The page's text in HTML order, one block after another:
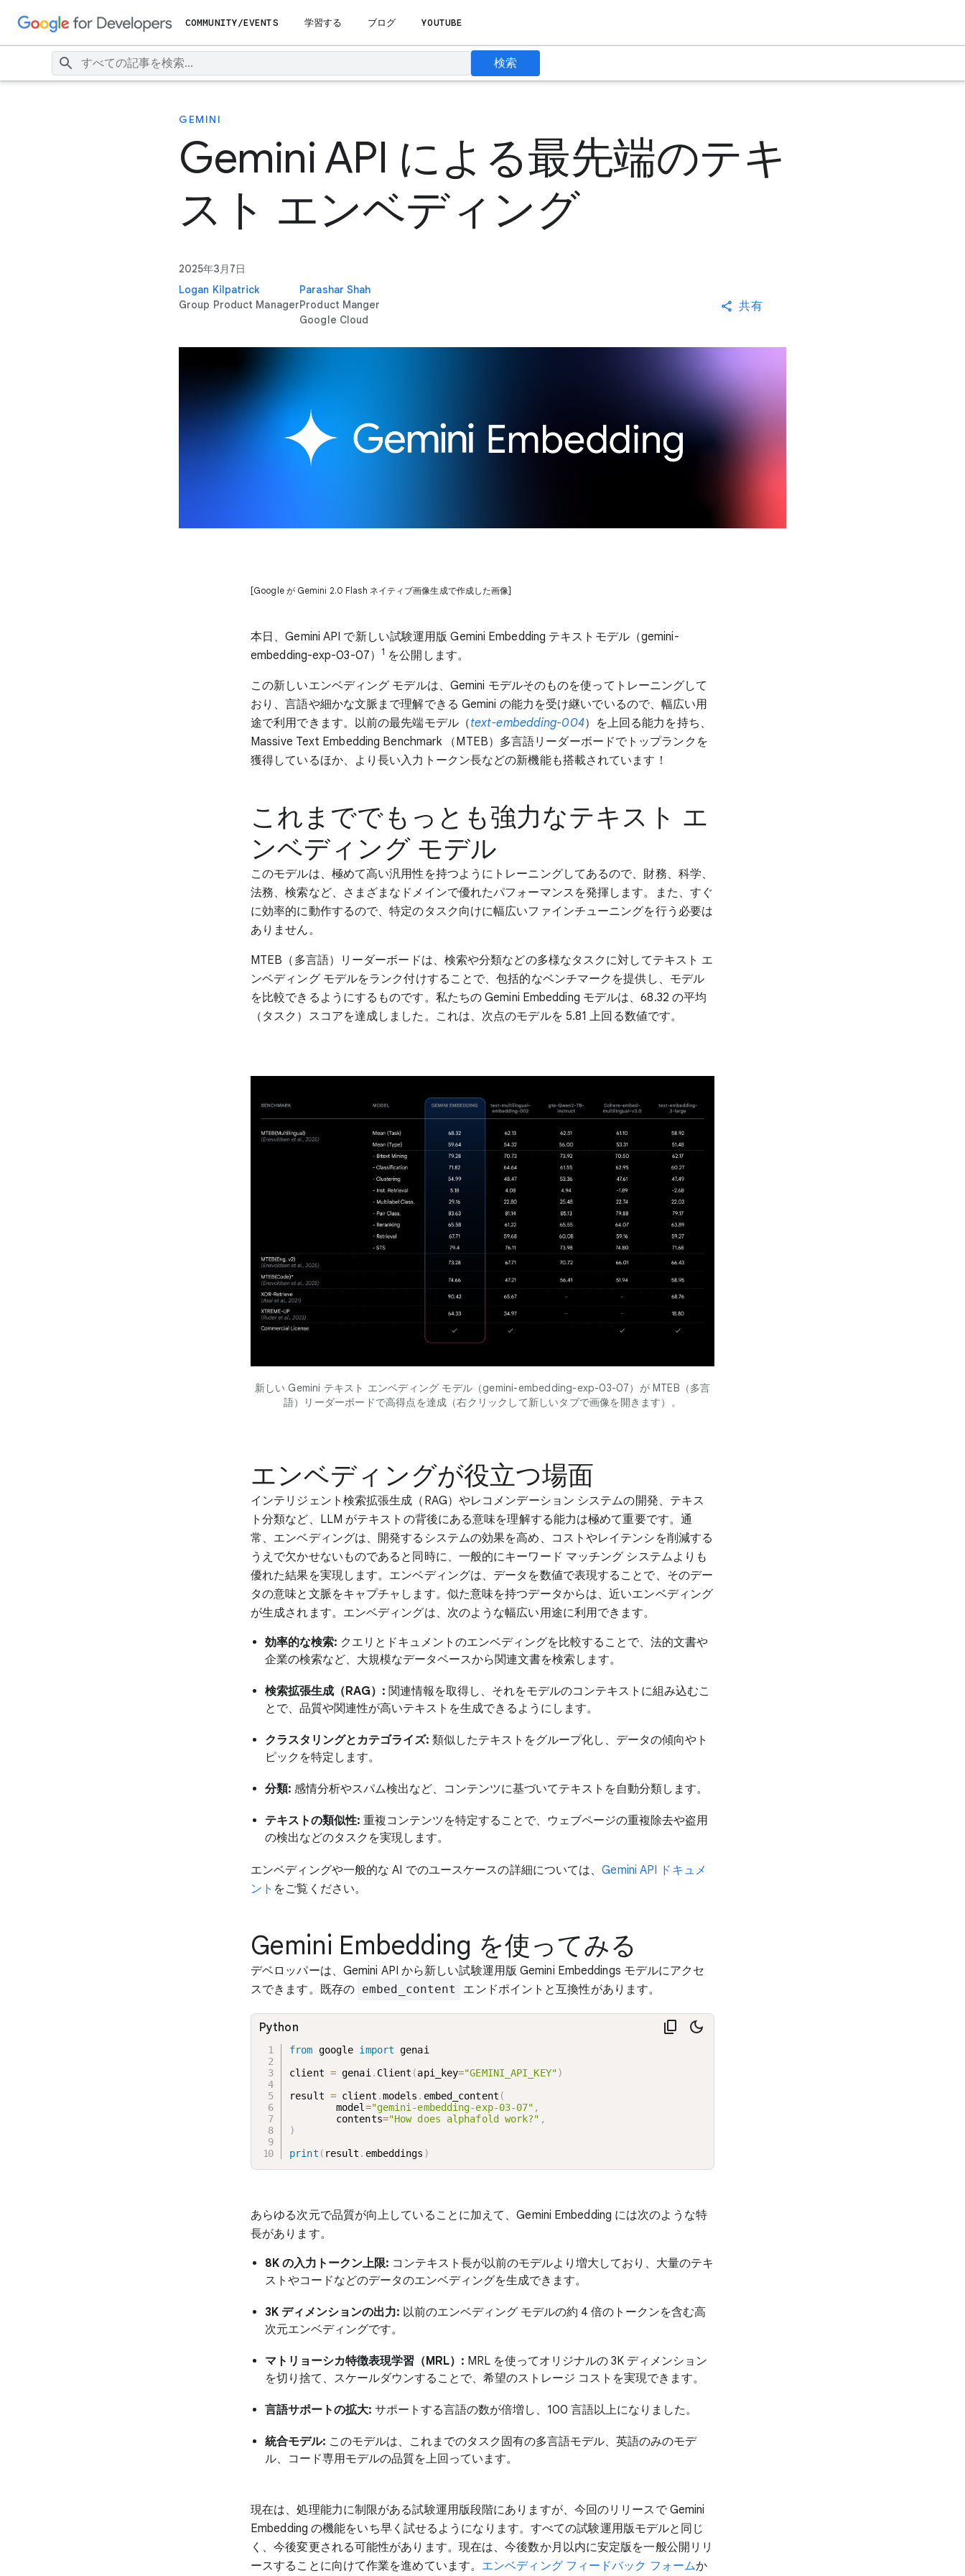
COMMUNITY/EVENTS 学習する ブログ YOUTUBE
検索
GEMINI
Gemini API による最先端のテキ
スト エンベディング
2025年3月7日
Logan Kilpatrick
Group Product Manager
Parashar Shah
Product Manger
Google Cloud
共有
[Google が Gemini 2.0 Flash ネイティブ画像生成で作成した画像]
本日、Gemini API で新しい試験運用版 Gemini Embedding テキストモデル（gemini-
embedding-exp-03-07）
1 を公開します。
この新しいエンベディング モデルは、Gemini モデルそのものを使ってトレーニングして
おり、言語や細かな文脈まで理解できる Gemini の能力を受け継いでいるので、幅広い用
途で利用できます。以前の最先端モデル（text-embedding-004）を上回る能力を持ち、
Massive Text Embedding Benchmark （MTEB）多言語リーダーボードでトップランクを
獲得しているほか、より長い入力トークン長などの新機能も搭載されています！
これまででもっとも強力なテキスト エ
ンベディング モデル
このモデルは、極めて高い汎用性を持つようにトレーニングしてあるので、財務、科学、
法務、検索など、さまざまなドメインで優れたパフォーマンスを発揮します。また、すぐ
に効率的に動作するので、特定のタスク向けに幅広いファインチューニングを行う必要は
ありません。
MTEB（多言語）リーダーボードは、検索や分類などの多様なタスクに対してテキスト エ
ンベディング モデルをランク付けすることで、包括的なベンチマークを提供し、モデル
を比較できるようにするものです。私たちの Gemini Embedding モデルは、68.32 の平均
（タスク）スコアを達成しました。これは、次点のモデルを 5.81 上回る数値です。
新しい Gemini テキスト エンベディング モデル（gemini-embedding-exp-03-07）が MTEB（多言
語）リーダーボードで高得点を達成（右クリックして新しいタブで画像を開きます）。
エンベディングが役立つ場面
インテリジェント検索拡張生成（RAG）やレコメンデーション システムの開発、テキス
ト分類など、LLM がテキストの背後にある意味を理解する能力は極めて重要です。通
常、エンベディングは、開発するシステムの効果を高め、コストやレイテンシを削減する
うえで欠かせないものであると同時に、一般的にキーワード マッチング システムよりも
優れた結果を実現します。エンベディングは、データを数値で表現することで、そのデー
タの意味と文脈をキャプチャします。似た意味を持つデータからは、近いエンベディング
が生成されます。エンベディングは、次のような幅広い用途に利用できます。
効率的な検索: クエリとドキュメントのエンベディングを比較することで、法的文書や
企業の検索など、大規模なデータベースから関連文書を検索します。
検索拡張生成（RAG）: 関連情報を取得し、それをモデルのコンテキストに組み込むこ
とで、品質や関連性が高いテキストを生成できるようにします。
クラスタリングとカテゴライズ: 類似したテキストをグループ化し、データの傾向やト
ピックを特定します。
分類: 感情分析やスパム検出など、コンテンツに基づいてテキストを自動分類します。
テキストの類似性: 重複コンテンツを特定することで、ウェブページの重複除去や盗用
の検出などのタスクを実現します。
エンベディングや一般的な AI でのユースケースの詳細については、Gemini API ドキュメ
ント をご覧ください。
Gemini Embedding を使ってみる
デベロッパーは、Gemini API から新しい試験運用版 Gemini Embeddings モデルにアクセ
スできます。既存の embed_content エンドポイントと互換性があります。
from google import genai
client = genai . Client (api_key="GEMINI_API_KEY")
result = client .models . embed_content (
        model
="gemini-embedding-exp-03-07" ,
        contents
="How does alphafold work?" ,
)
print ( result . embeddings )
Python
あらゆる次元で品質が向上していることに加えて、Gemini Embedding には次のような特
長があります。
8K の入力トークン上限: コンテキスト長が以前のモデルより増大しており、大量のテキ
ストやコードなどのデータのエンベディングを生成できます。
3K ディメンションの出力: 以前のエンベディング モデルの約 4 倍のトークンを含む高
次元エンベディングです。
マトリョーシカ特徴表現学習（MRL）: MRL を使ってオリジナルの 3K ディメンション
を切り捨て、スケールダウンすることで、希望のストレージ コストを実現できます。
言語サポートの拡大: サポートする言語の数が倍増し、100 言語以上になりました。
統合モデル: このモデルは、これまでのタスク固有の多言語モデル、英語のみのモデ
ル、コード専用モデルの品質を上回っています。
現在は、処理能力に制限がある試験運用版段階にありますが、今回のリリースで Gemini
Embedding の機能をいち早く試せるようになります。すべての試験運用版モデルと同じ
く、今後変更される可能性があります。現在は、今後数か月以内に安定版を一般公開リリ
ースすることに向けて作業を進めています。 エンベディング フィードバック フォームか